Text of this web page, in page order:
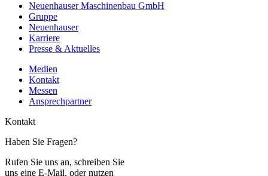
Neuenhauser Maschinenbau GmbH
Gruppe
Neuenhauser
Karriere
Presse & Aktuelles
Medien
Kontakt
Messen
Ansprechpartner
Kontakt
Haben Sie Fragen?
Rufen Sie uns an, schreiben Sie
uns eine E-Mail, oder nutzen